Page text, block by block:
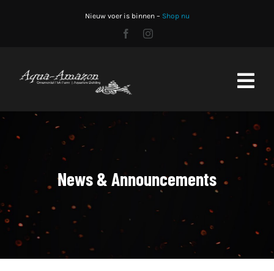
Nieuw voer is binnen – Shop nu
Stocklist
Aquariumbouw
CO2 fles vullen
News & Announcements